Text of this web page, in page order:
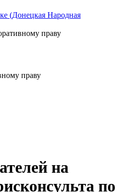
(Донецкая Народная
праву
праву
на
по